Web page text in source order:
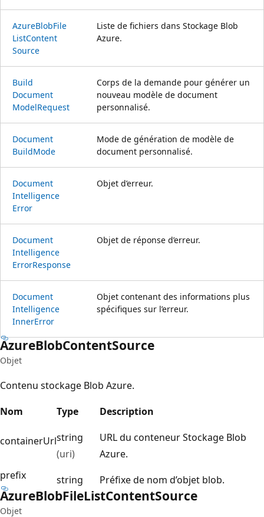
AzureBlobFile
ListContent
Source
Liste de fichiers dans Stockage Blob
Azure.
Build
Document
ModelRequest
Corps de la demande pour générer un
nouveau modèle de document
personnalisé.
Document
BuildMode
Mode de génération de modèle de
document personnalisé.
Document
Intelligence
Error
Objet d’erreur.
Document
Intelligence
ErrorResponse
Objet de réponse d’erreur.
Document
Intelligence
InnerError
Objet contenant des informations plus
spécifiques sur l’erreur.
AzureBlobContentSource
Objet
Contenu stockage Blob Azure.
Nom
Type Description
containerUrlstring
(uri)
URL du conteneur Stockage Blob
Azure.
prefix
string Préfixe de nom d’objet blob.
AzureBlobFileListContentSource
Objet